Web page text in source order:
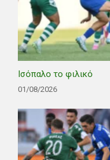
Ισόπαλο το φιλικό
01/08/2026